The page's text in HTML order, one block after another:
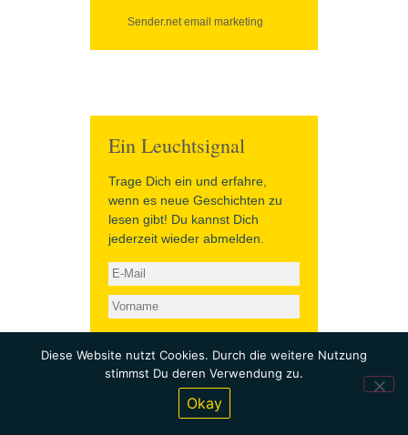
Sender.net email marketing
Ein Leuchtsignal
Trage Dich ein und erfahre,
wenn es neue Geschichten zu
lesen gibt! Du kannst Dich
jederzeit wieder abmelden.
Anmelden
Sender.net email marketing
Diese Website nutzt Cookies. Durch die weitere Nutzung
stimmst Du deren Verwendung zu.
Okay